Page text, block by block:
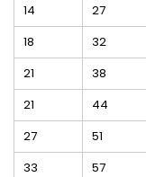
14
27
18
32
21
38
21
44
27
51
33
57